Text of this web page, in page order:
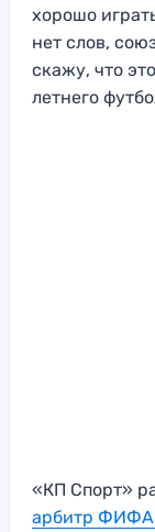
хорошо
нет слов,
скажу, что
летнего
«КП Спорт»
арбитр